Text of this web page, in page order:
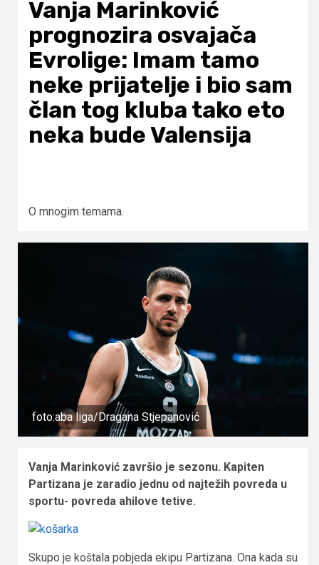
Vanja Marinković
prognozira osvajača
Evrolige: Imam tamo
neke prijatelje i bio sam
član tog kluba tako eto
neka bude Valensija
O mnogim temama.
foto:aba liga/Dragana Stjepanović
Vanja Marinković završio je sezonu. Kapiten
Partizana je zaradio jednu od najtežih povreda u
sportu- povreda ahilove tetive.
Skupo je koštala pobjeda ekipu Partizana. Ona kada su